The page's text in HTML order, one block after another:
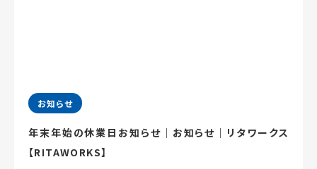
お知らせ
年末年始の休業日お知らせ｜お知らせ｜リタワークス
【RITAWORKS】